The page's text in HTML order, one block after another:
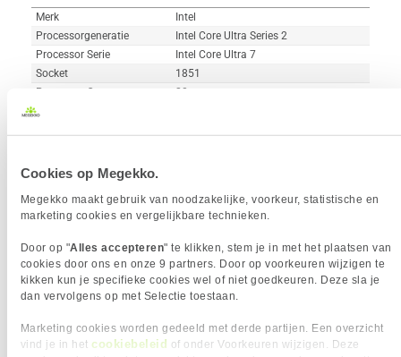
Cookies op Megekko.
Megekko maakt gebruik van noodzakelijke, voorkeur, statistische en
marketing cookies en vergelijkbare technieken.
Door op "Alles accepteren" te klikken, stem je in met het plaatsen van
cookies door ons en onze 9 partners. Door op voorkeuren wijzigen te
kikken kun je specifieke cookies wel of niet goedkeuren. Deze sla je
dan vervolgens op met Selectie toestaan.
Marketing cookies worden gedeeld met derde partijen. Een overzicht
vind je in het cookiebeleid of onder Voorkeuren wijzigen. Deze
Merk
Intel
Processorgeneratie
Intel Core Ultra Series 2
Processor Serie
Intel Core Ultra 7
Socket
1851
Processor Cores
20
Processor Snelheid
Inclusief koeler
Intel Core Ultra 5 225 64x
6 169,